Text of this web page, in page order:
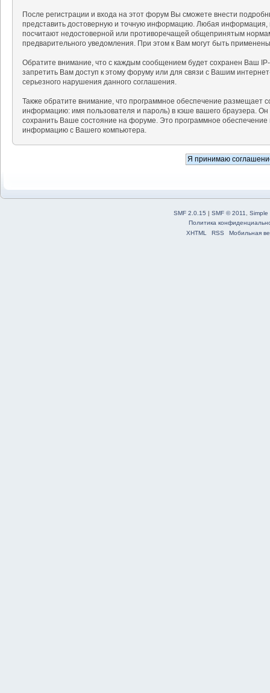
После регистрации и входа на этот форум Вы сможете внести
представить достоверную и точную информацию. Любая информация,
посчитают недостоверной или противоречащей общепринятым
предварительного уведомления. При этом к Вам могут быть
Обратите внимание, что с каждым сообщением будет сохранен Ваш
запретить Вам доступ к этому форуму или для связи с Вашим
серьезного нарушения данного соглашения.
Также обратите внимание, что программное обеспечение размещает
информацию: имя пользователя и пароль) в кэше вашего браузера.
сохранить Ваше состояние на форуме. Это программное обеспечение
информацию с Вашего компьютера.
SMF 2.0.15 | SMF © 2011
Simple
Политика
XHTML
RSS Мобильная